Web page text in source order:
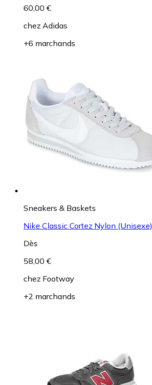
60,00 €
chez Adidas
+6 marchands
Sneakers & Baskets
Nike Classic Cortez Nylon (Unisexe)
Dès
58,00 €
chez Footway
+2 marchands